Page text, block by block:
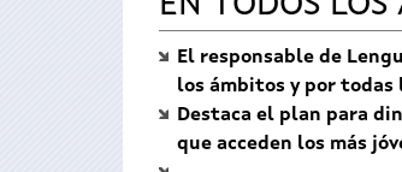
El responsable de
los ámbitos y por todas
Destaca el plan para
que acceden los más